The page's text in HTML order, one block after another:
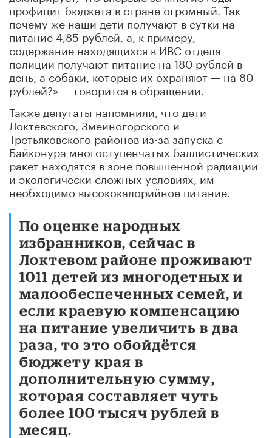
профицит бюджета в стране огромный. Так
почему же наши дети получают в сутки на
питание 4,85 рублей, а, к примеру,
содержание находящихся в ИВС отдела
полиции получают питание на 180 рублей в
день, а собаки, которые их охраняют — на 80
рублей?» — говорится в обращении.
Также депутаты напомнили, что дети
Локтевского, Змеиногорского и
Третьяковского районов из-за запуска с
Байконура многоступенчатых баллистических
ракет находятся в зоне повышенной радиации
и экологически сложных условиях, им
необходимо высококалорийное питание.
По оценке народных
избранников, сейчас в
Локтевом районе проживают
1011 детей из многодетных и
малообеспеченных семей, и
если краевую компенсацию
на питание увеличить в два
раза, то это обойдётся
бюджету края в
дополнительную сумму,
которая составляет чуть
более 100 тысяч рублей в
месяц.